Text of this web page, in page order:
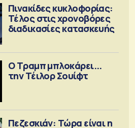
Πινακίδες κυκλοφορίας:
Τέλος στις χρονοβόρες
διαδικασίες κατασκευής
Ο Τραμπ μπλοκάρει...
την Τέιλορ Σουίφτ
Πεζεσκιάν: Τώρα είναι η